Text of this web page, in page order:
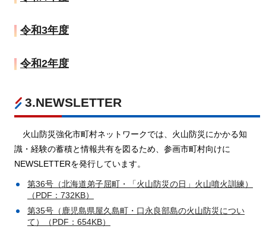
令和3年度
令和2年度
3.NEWSLETTER
火山防災強化市町村ネットワークでは、火山防災にかかる知
識・経験の蓄積と情報共有を図るため、参画市町村向けに
NEWSLETTERを発行しています。
第36号（北海道弟子屈町・「火山防災の日」火山噴火訓練）
（PDF：732KB）
第35号（鹿児島県屋久島町・口永良部島の火山防災につい
て）（PDF：654KB）